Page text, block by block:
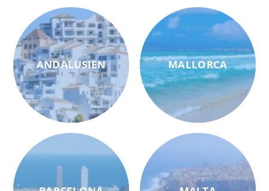
ANDALUSIEN MALLORCA